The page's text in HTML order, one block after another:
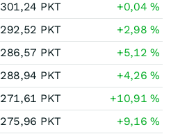
301,24 PKT +0,04%
292,52 PKT +2,98%
286,57 PKT +5,12%
288,94 PKT +4,26%
271,61 PKT +10,91%
275,96 PKT +9,16%